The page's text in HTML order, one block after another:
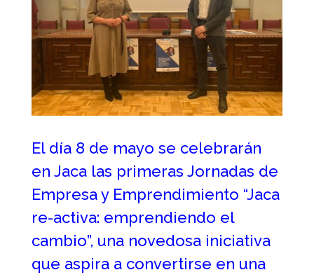
El día 8 de mayo se celebrarán
en Jaca las primeras Jornadas de
Empresa y Emprendimiento “Jaca
re-activa: emprendiendo el
cambio”, una novedosa iniciativa
que aspira a convertirse en una